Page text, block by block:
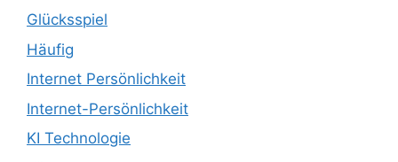
Glücksspiel
Häufig
Internet Persönlichkeit
Internet-Persönlichkeit
KI Technologie